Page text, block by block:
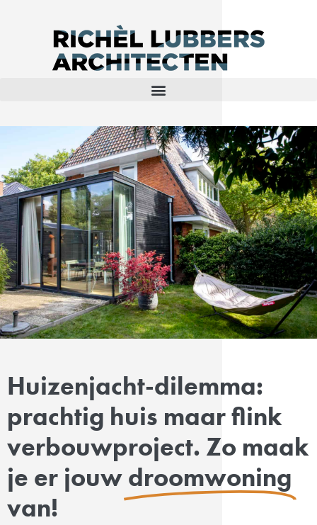
Huizenjacht-dilemma:
prachtig huis maar flink
verbouwproject. Zo maak
je er jouwdroomwoning
van!